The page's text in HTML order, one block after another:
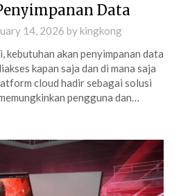
Data
14, 2026 bykingkong
kebutuhan akan penyimpanan data
kapan saja dan di mana saja
cloud hadir sebagai solusi
pengguna dan…